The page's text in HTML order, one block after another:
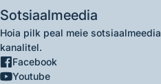
Sotsiaalmeedia
Hoia pilk peal meie sotsiaalmeedia
kanalitel.
Facebook
Youtube